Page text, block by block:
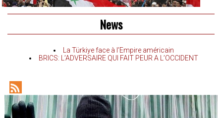
News
La Türkiye face à l’Empire américain
BRICS: L’ADVERSAIRE QUI FAIT PEUR A L’OCCIDENT
RSS
Feed